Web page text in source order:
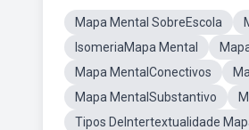
Mapa Mental SobreEscola
IsomeriaMapa Mental
Mapa MentalConectivos
Mapa MentalSubstantivo
Tipos DeIntertextualidade